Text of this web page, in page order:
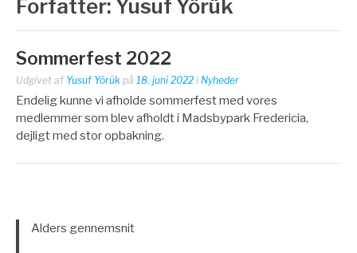
Forfatter:Yusuf Yörük
Sommerfest 2022
Udgivet af Yusuf Yörük på 18. juni 2022 i Nyheder
Endelig kunne vi afholde sommerfest med vores
medlemmer som blev afholdt i Madsbypark Fredericia,
dejligt med stor opbakning.
Alders gennemsnit